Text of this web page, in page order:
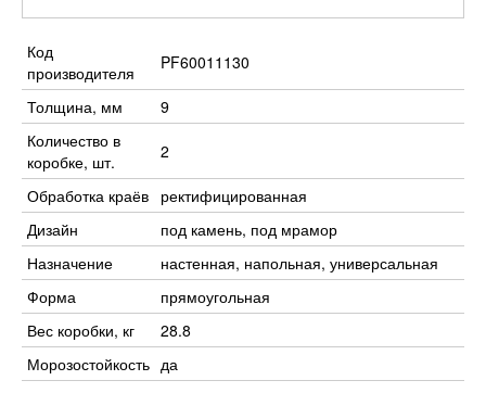
Код
производителя
PF60011130
Толщина, мм
9
Количество в
коробке, шт.
2
Обработка краёв ректифицированная
Дизайн
под камень, под мрамор
Назначение
настенная, напольная, универсальная
Форма
прямоугольная
Вес коробки, кг
28.8
Морозостойкость да